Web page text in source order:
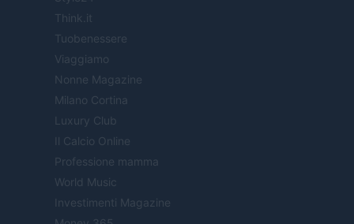
Think.it
Tuobenessere
Viaggiamo
Nonne Magazine
Milano Cortina
Luxury Club
Il Calcio Online
Professione mamma
World Music
Investimenti Magazine